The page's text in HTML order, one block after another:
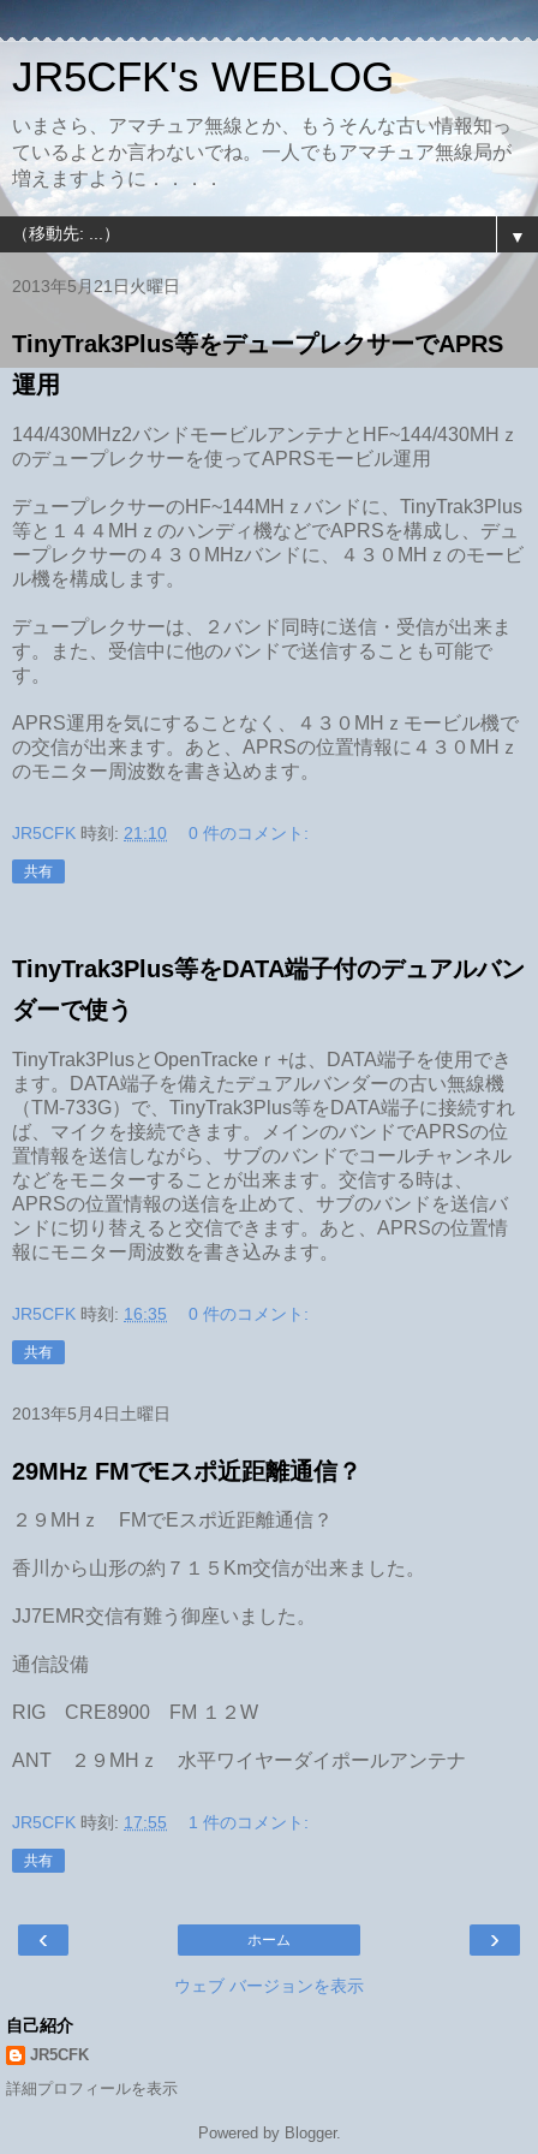
JR5CFK's WEBLOG
いまさら、アマチュア無線とか、もうそんな古い情報知っ
ているよとか言わないでね。一人でもアマチュア無線局が
増えますように．．．．
▼
2013年5月21日火曜日
TinyTrak3Plus等をデュープレクサーでAPRS
運用
144/430MHz2バンドモービルアンテナとHF~144/430MHｚ
のデュープレクサーを使ってAPRSモービル運用
デュープレクサーのHF~144MHｚバンドに、TinyTrak3Plus
等と１４４MHｚのハンディ機などでAPRSを構成し、デュ
ープレクサーの４３０MHzバンドに、４３０MHｚのモービ
ル機を構成します。
デュープレクサーは、２バンド同時に送信・受信が出来ま
す。また、受信中に他のバンドで送信することも可能で
す。
APRS運用を気にすることなく、４３０MHｚモービル機で
の交信が出来ます。あと、APRSの位置情報に４３０MHｚ
のモニター周波数を書き込めます。
JR5CFK 時刻: 21:10 0 件のコメント:
共有
TinyTrak3Plus等をDATA端子付のデュアルバン
ダーで使う
TinyTrak3PlusとOpenTrackeｒ+は、DATA端子を使用でき
ます。DATA端子を備えたデュアルバンダーの古い無線機
（TM-733G）で、TinyTrak3Plus等をDATA端子に接続すれ
ば、マイクを接続できます。メインのバンドでAPRSの位
置情報を送信しながら、サブのバンドでコールチャンネル
などをモニターすることが出来ます。交信する時は、
APRSの位置情報の送信を止めて、サブのバンドを送信バ
ンドに切り替えると交信できます。あと、APRSの位置情
報にモニター周波数を書き込みます。
JR5CFK 時刻: 16:35 0 件のコメント:
共有
2013年5月4日土曜日
29MHz FMでEスポ近距離通信？
２９MHｚ FMでEスポ近距離通信？
香川から山形の約７１５Km交信が出来ました。
JJ7EMR交信有難う御座いました。
通信設備
RIG CRE8900 FM １２W
ANT ２９MHｚ 水平ワイヤーダイポールアンテナ
JR5CFK 時刻: 17:55 1 件のコメント:
共有
‹ ›
ホーム
ウェブ バージョンを表示
自己紹介
JR5CFK
詳細プロフィールを表示
Powered by Blogger.